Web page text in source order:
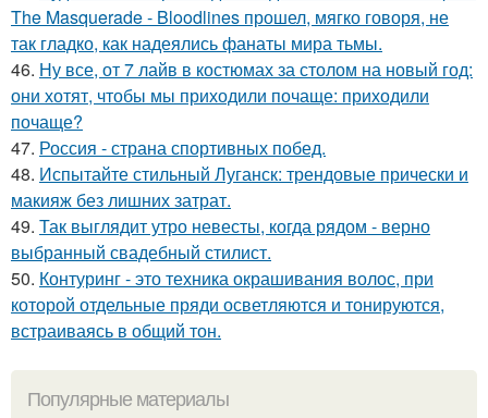
The Masquerade - Bloodlines прошел, мягко говоря, не
так гладко, как надеялись фанаты мира тьмы.
46. Ну все, от 7 лайв в костюмах за столом на новый год:
они хотят, чтобы мы приходили почаще: приходили
почаще?
47. Россия - страна спортивных побед.
48. Испытайте стильный Луганск: трендовые прически и
макияж без лишних затрат.
49. Так выглядит утро невесты, когда рядом - верно
выбранный свадебный стилист.
50. Контуринг - это техника окрашивания волос, при
которой отдельные пряди осветляются и тонируются,
встраиваясь в общий тон.
Популярные материалы